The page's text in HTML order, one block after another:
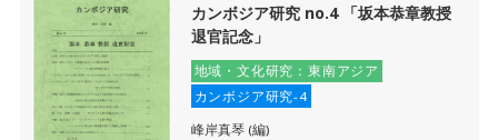
カンボジア研究 no.4 「坂本恭章教授
退官記念」
地域・文化研究：東南アジア
カンボジア研究-4
峰岸真琴 (編)